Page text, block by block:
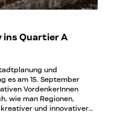
ins Quartier A
und
es am 15. September
VordenkerInnen
wie man Regionen,
und innovativer